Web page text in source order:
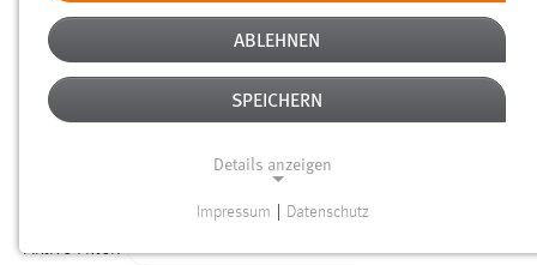
Erstellungsdatum
Alter
Aktive Filter:
ABLEHNEN
SPEICHERN
Details anzeigen
Impressum Datenschutz